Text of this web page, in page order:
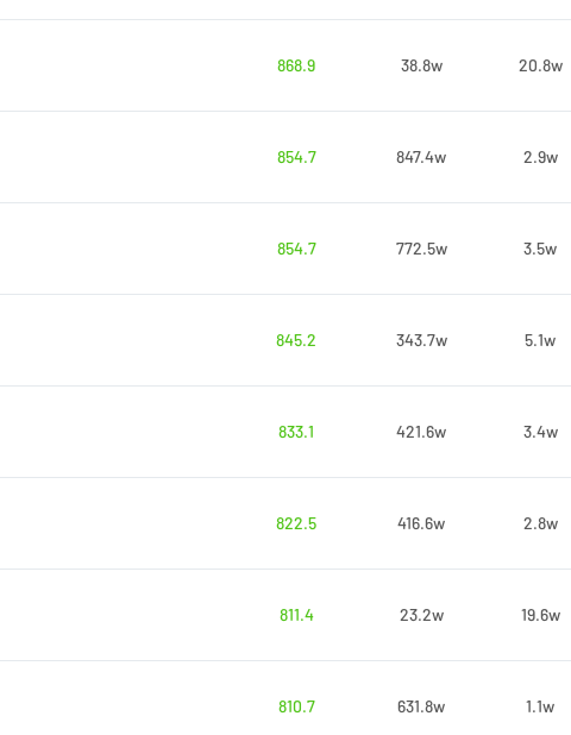
868.9
38.8w 20.8w
854.7
847.4w 2.9w
854.7
772.5w 3.5w
845.2
343.7w 5.1w
833.1
421.6w 3.4w
822.5
416.6w 2.8w
811.4
23.2w 19.6w
810.7
631.8w 1.1w